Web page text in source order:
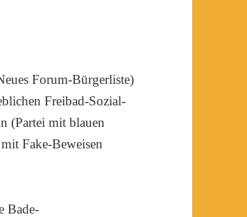
Forum-Bürgerliste)
Freibad-Sozial-
(Partei mit blauen
Fake-Beweisen
Bade-